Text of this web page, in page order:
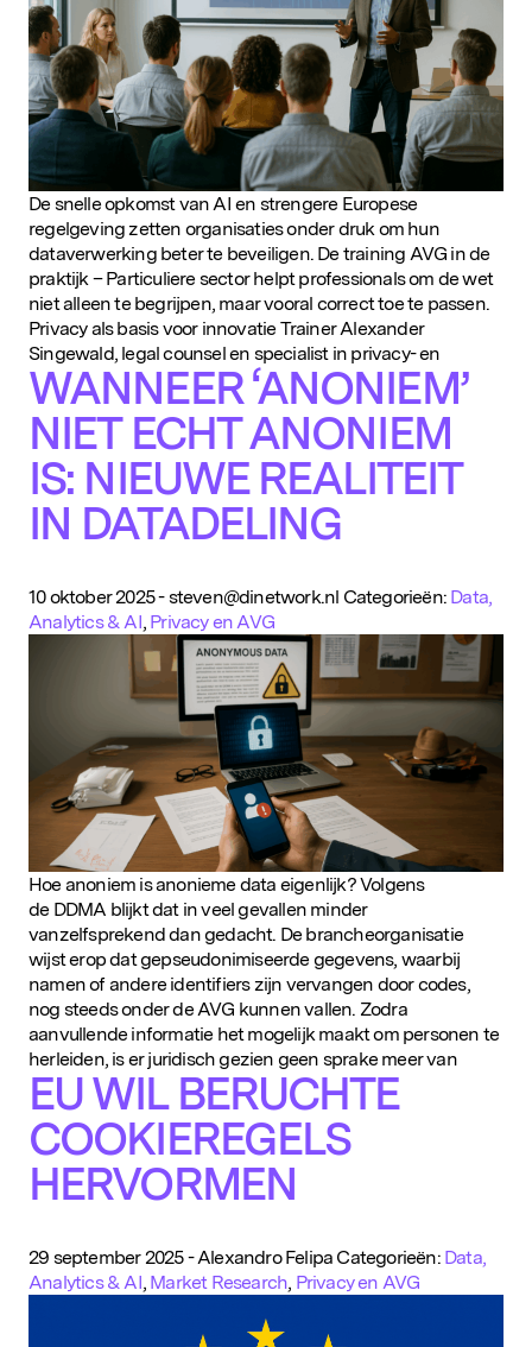
De snelle opkomst van AI en strengere Europese
regelgeving zetten organisaties onder druk om hun
dataverwerking beter te beveiligen. De training AVG in de
praktijk – Particuliere sector helpt professionals om de wet
niet alleen te begrijpen, maar vooral correct toe te passen.
Privacy als basis voor innovatie Trainer Alexander
Singewald, legal counsel en specialist in privacy- en
WANNEER ‘ANONIEM’
NIET ECHT ANONIEM
IS: NIEUWE REALITEIT
IN DATADELING
10 oktober 2025-steven@dinetwork.nl Categorieën: Data,
Analytics & AI, Privacy en AVG
Hoe anoniem is anonieme data eigenlijk? Volgens
de DDMA blijkt dat in veel gevallen minder
vanzelfsprekend dan gedacht. De brancheorganisatie
wijst erop dat gepseudonimiseerde gegevens, waarbij
namen of andere identifiers zijn vervangen door codes,
nog steeds onder de AVG kunnen vallen. Zodra
aanvullende informatie het mogelijk maakt om personen te
herleiden, is er juridisch gezien geen sprake meer van
EU WIL BERUCHTE
COOKIEREGELS
HERVORMEN
29 september 2025-Alexandro Felipa Categorieën: Data,
Analytics & AI, Market Research, Privacy en AVG